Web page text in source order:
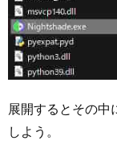
展開するとその中
しよう。